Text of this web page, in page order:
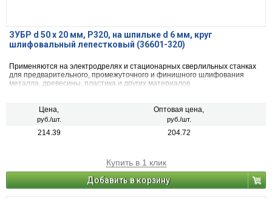
ЗУБР d 50 x 20 мм, P320, на шпильке d 6 мм, круг
шлифовальный лепестковый (36601-320)
Применяются на электродрелях и стационарных сверлильных станках
для предварительного, промежуточного и финишного шлифования
металла, древесины, пластика и других материалов
Цена,
руб./шт.
Оптовая цена,
руб./шт.
214.39 204.72
Купить в 1 клик
Добавить в корзину